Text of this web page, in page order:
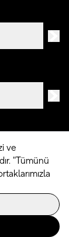
ve
"Tümünü